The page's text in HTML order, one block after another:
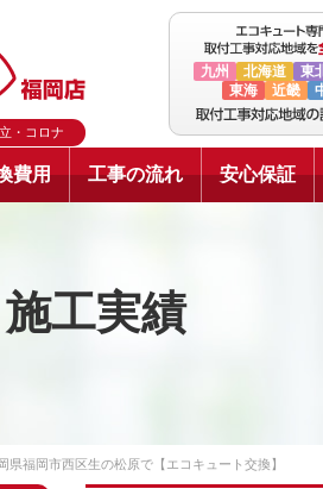
・コロナ
九州 北海道 東
東海
近畿
費用 工事の流れ 安心保証
工実績
県福岡市西区生の松原で【エコキュート交換】